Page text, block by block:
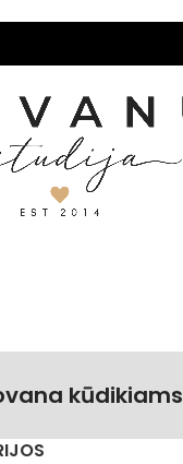
kūdikiams